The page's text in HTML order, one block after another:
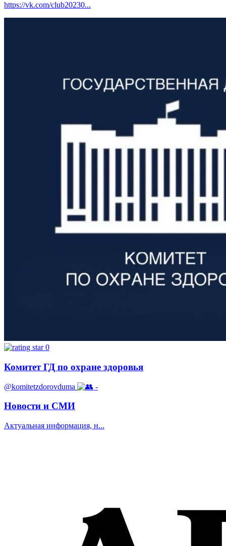
https://vk.com/club20230...
0
Комитет ГД по охране здоровья
@komitetzdorovduma -
Новости и СМИ
Актуальная информация, н...